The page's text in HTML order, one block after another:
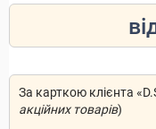
За карткою клієнта
акційних товарів)